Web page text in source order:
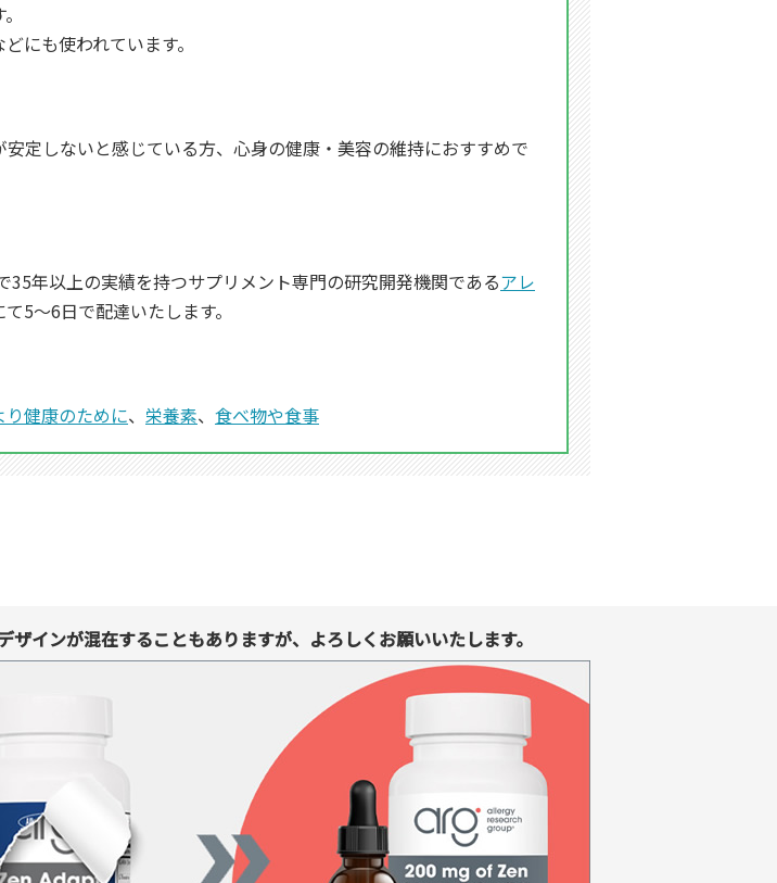
にも使われています。
定しないと感じている方、心身の健康・美容の維持におすすめで
年以上の実績を持つサプリメント専門の研究開発機関であるアレ
5～6日で配達いたします。
り健康のために、 栄養素、 食べ物や食事
インが混在することもありますが、よろしくお願いいたします。